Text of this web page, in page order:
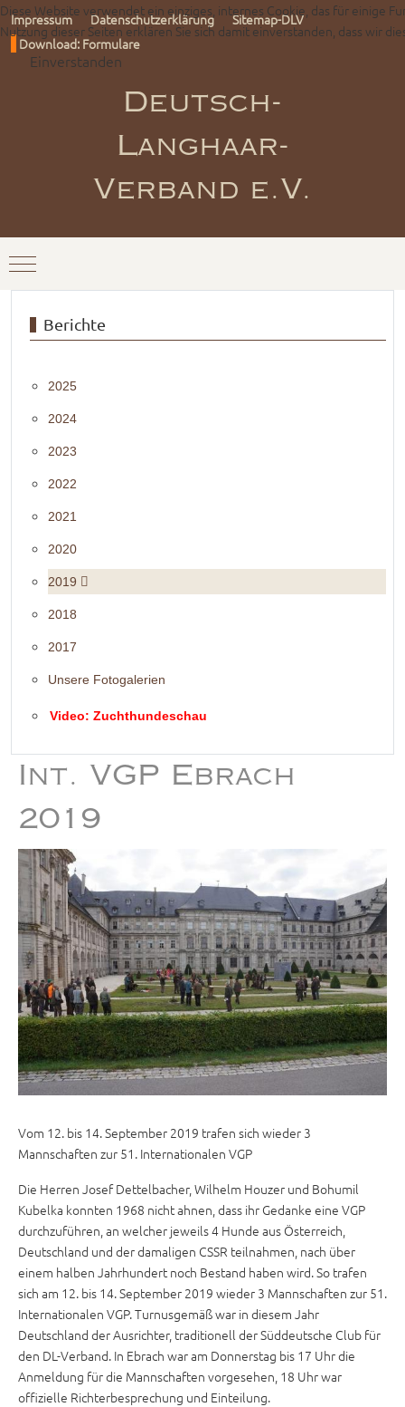
Impressum Datenschutzerklärung
Sitemap-DLV
Download: Formulare
Deutsch-
Langhaar-
Verband e.V.
Mobile Menu Toggle
Berichte
2025
2024
2023
2022
2021
2020
2019
2018
2017
Unsere Fotogalerien
Video: Zuchthundeschau
Int. VGP Ebrach
2019
Vom 12. bis 14. September 2019 trafen sich wieder 3
Mannschaften zur 51. Internationalen VGP
Die Herren Josef Dettelbacher, Wilhelm Houzer und Bohumil
Kubelka konnten 1968 nicht ahnen, dass ihr Gedanke eine VGP
durchzuführen, an welcher jeweils 4 Hunde aus Österreich,
Deutschland und der damaligen CSSR teilnahmen, nach über
einem halben Jahrhundert noch Bestand haben wird. So trafen
sich am 12. bis 14. September 2019 wieder 3 Mannschaften zur 51.
Internationalen VGP. Turnusgemäß war in diesem Jahr
Deutschland der Ausrichter, traditionell der Süddeutsche Club für
den DL-Verband. In Ebrach war am Donnerstag bis 17 Uhr die
Anmeldung für die Mannschaften vorgesehen, 18 Uhr war
offizielle Richterbesprechung und Einteilung.
Diese Website verwendet ein einziges, internes Cookie, das für einige
Nutzung dieser Seiten erklären Sie sich damit einverstanden, dass wir
Einverstanden